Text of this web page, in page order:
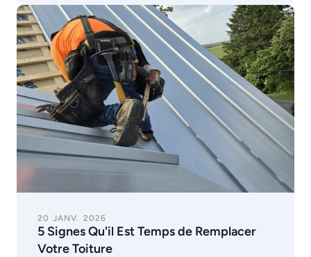
20 JANV. 2026
5 Signes Qu'il Est Temps de Remplacer
Votre Toiture